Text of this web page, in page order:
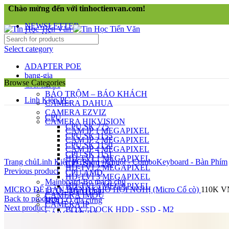
Chào mừng đến với tinhoctienvan.com!
NEWSLETTER
Liên Hệ
Select category
ADAPTER POE
bang-gia
CAMERA
BÁO TRỘM – BÁO KHÁCH
CAMERA DAHUA
CAMERA EZVIZ
CAMERA HIKVISION
CAM IP 1 MEGAPIXEL
CAM IP 2 MEGAPIXEL
CAM IP 4 MEGAPIXEL
HD-TVI 1 MEGAPIXEL
HD-TVI 2 MEGAPIXEL
HD-TVI 3 MEGAPIXEL
HD-TVI 5 MEGAPIXEL
CAMERA IMOU
CAMERA IP
CÁP CAMERA
Browse Categories
Linh Kiện PC
CPU
CPU SK 775
CPU SK 1155
CPU SK 1150
CPU SK 1151
CPU SK 1200
CPU AMD
Mainboard-Bo mạch chủ
LCD - Màn Hình
HDD-Ổ đĩa cứng
BOX / DOCK HDD - SSD - M2
Trang chủLinh Kiện PCPhím - Chuột - ComboKeyboard - Bàn Phím
Previous product
MICRO ĐỂ BÀN DÀNH CHO HỘI NGHỊ (Micro Cổ cò) 110K
Back to products
Next product